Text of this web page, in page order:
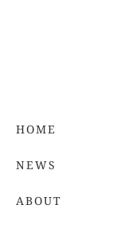
HOME
NEWS
ABOUT